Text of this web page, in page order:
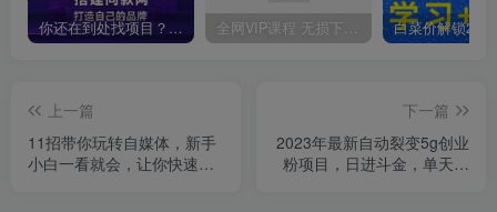
你还在到处找项目？还在当韭菜？我靠卖项目一个月收入5万+，曾经我也是个失败者。 全网VIP课程 无损下载~
上一篇
11招带你玩转自媒体，新手
小白一看就会，让你快速抢
下一篇
2023年最新自动裂变5g创业
粉项目，日进斗金，单天引